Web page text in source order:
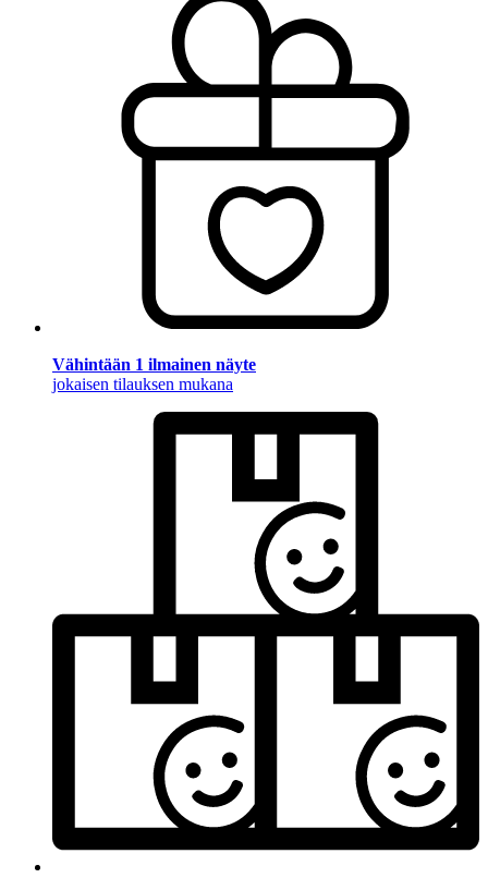
Vähintään 1 ilmainen näyte
jokaisen tilauksen mukana